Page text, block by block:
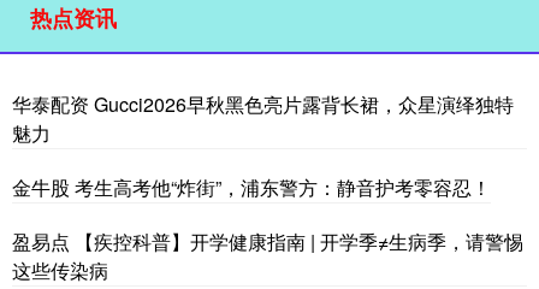
热点资讯
华泰配资 Gucci2026早秋黑色亮片露背长裙，众星演绎独特
魅力
金牛股 考生高考他“炸街”，浦东警方：静音护考零容忍！
盈易点 【疾控科普】开学健康指南 | 开学季≠生病季，请警惕
这些传染病